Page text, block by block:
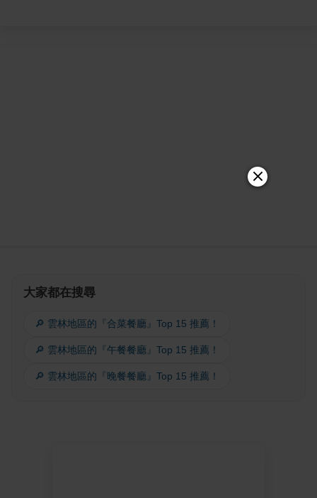
大家都在搜尋
🔎 雲林地區的『合菜餐廳』Top 15 推薦！
🔎 雲林地區的『午餐餐廳』Top 15 推薦！
🔎 雲林地區的『晚餐餐廳』Top 15 推薦！